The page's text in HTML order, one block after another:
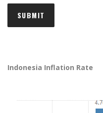
Indonesia Inflation Rate